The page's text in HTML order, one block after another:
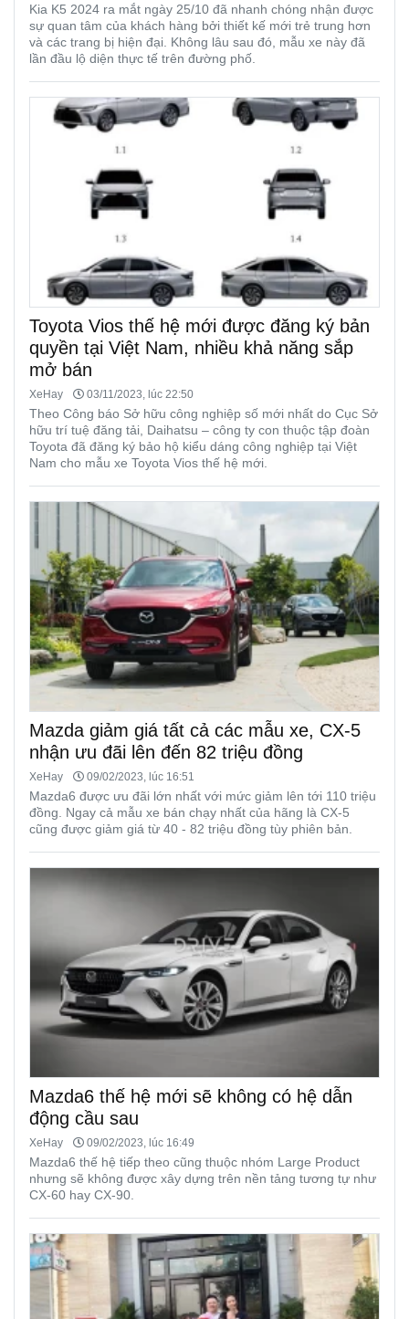
Kia K5 2024 ra mắt ngày 25/10 đã nhanh chóng nhận được
sự quan tâm của khách hàng bởi thiết kế mới trẻ trung hơn
và các trang bị hiện đại. Không lâu sau đó, mẫu xe này đã
lần đầu lộ diện thực tế trên đường phố.
Toyota Vios thế hệ mới được đăng ký bản
quyền tại Việt Nam, nhiều khả năng sắp
mở bán
XeHay 03/11/2023, lúc 22:50
Theo Công báo Sở hữu công nghiệp số mới nhất do Cục Sở
hữu trí tuệ đăng tải, Daihatsu – công ty con thuộc tập đoàn
Toyota đã đăng ký bảo hộ kiểu dáng công nghiệp tại Việt
Nam cho mẫu xe Toyota Vios thế hệ mới.
Mazda giảm giá tất cả các mẫu xe, CX-5
nhận ưu đãi lên đến 82 triệu đồng
XeHay 09/02/2023, lúc 16:51
Mazda6 được ưu đãi lớn nhất với mức giảm lên tới 110 triệu
đồng. Ngay cả mẫu xe bán chạy nhất của hãng là CX-5
cũng được giảm giá từ 40 - 82 triệu đồng tùy phiên bản.
Mazda6 thế hệ mới sẽ không có hệ dẫn
động cầu sau
XeHay 09/02/2023, lúc 16:49
Mazda6 thế hệ tiếp theo cũng thuộc nhóm Large Product
nhưng sẽ không được xây dựng trên nền tảng tương tự như
CX-60 hay CX-90.